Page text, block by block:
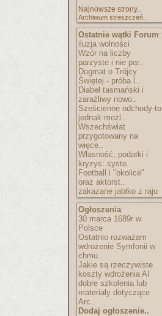
Najnowsze strony..
Archiwum streszczeń..
Ostatnie wątki Forum:
iluzja wolności
Wzór na liczby
parzyste i nie par..
Dogmat o Trójcy
Świętej - próba l..
Diabeł tasmański i
zaraźliwy nowo..
Sześcienne odchody-to
jednak możl..
Wszechświat
przygotowany na
więce..
Własność, podatki i
kryzys: syste..
Football i "okolice"
oraz aktorst..
zakazane jabłko z raju
Ogłoszenia:
30 marca 1689r w
Polsce
Ostatnio rozważam
wdrożenie Symfonii w
chmu..
Jakie są rzeczywiste
koszty wdrożenia AI
dobre szkolenia lub
materiały dotyczące
Arc..
Dodaj ogłoszenie..